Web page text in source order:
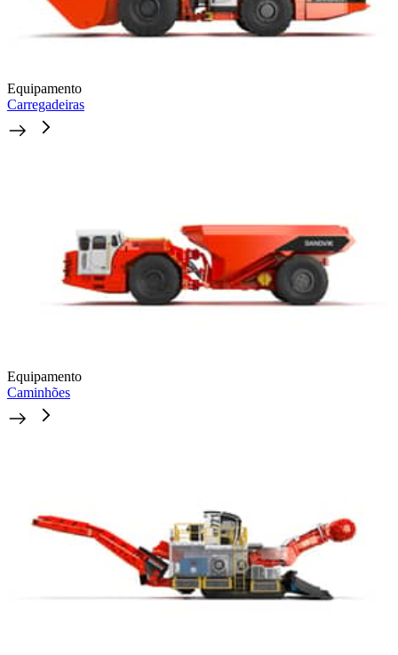
Equipamento
Carregadeiras
Equipamento
Caminhões